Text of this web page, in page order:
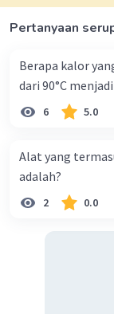
Pertanyaan
Berapa kalor
dari 90°C
6 5.0
Alat yang
adalah?
2 0.0